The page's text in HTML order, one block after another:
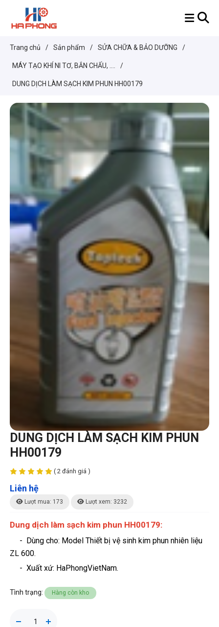
Trang chủ / Sản phẩm / SỬA CHỮA & BẢO DƯỠNG /
MÁY TẠO KHÍ NI TƠ, BẮN CHẤU, .... /
DUNG DỊCH LÀM SẠCH KIM PHUN HH00179
DUNG DỊCH LÀM SẠCH KIM PHUN
HH00179
( 2 đánh giá )
Liên hệ
Lượt mua: 173 Lượt xem: 3232
Dung dịch làm sạch kim phun HH00179:
- Dùng cho: Model Thiết bị vệ sinh kim phun nhiên liệu
ZL 600.
- Xuất xứ: HaPhongVietNam.
Tình trạng: Hàng còn kho